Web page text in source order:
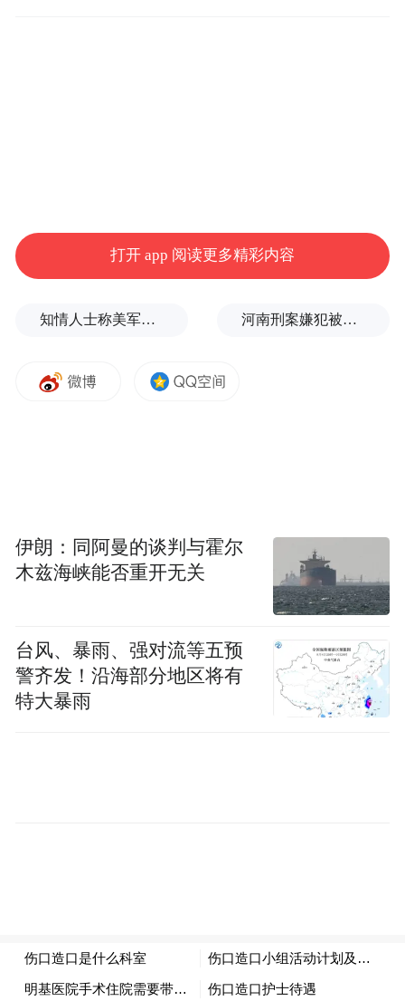
回长沙“福地”，与塞尔维亚俱乐部展开两场
热身赛。作为男篮世界杯预选赛关键备战，
记忆犹在，长沙球迷热情拉满，这场比赛自
可复制的曝光机会，精准引爆全国流量。
打开 app 阅读更多精彩内容
知情人士称美军高层正寻求对伊战事“退出路径” 河南刑案嫌犯被抓：逃窜过程中伤害多人
伊朗：同阿曼的谈判与霍尔
木兹海峡能否重开无关
台风、暴雨、强对流等五预
警齐发！沿海部分地区将有
特大暴雨